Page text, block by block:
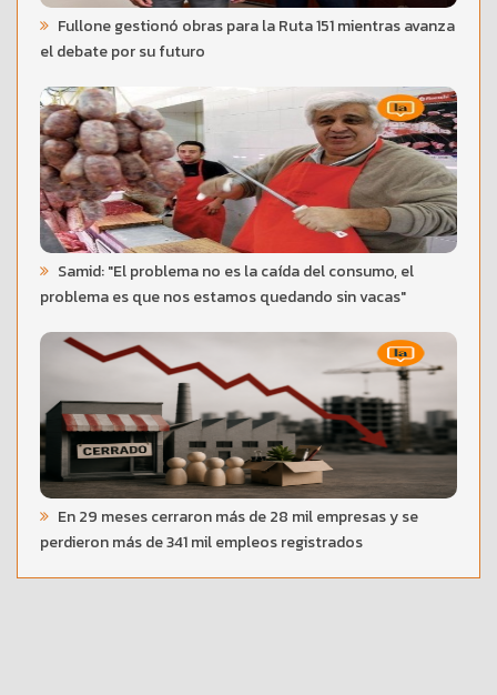
Fullone gestionó obras para la Ruta 151 mientras avanza
el debate por su futuro
Samid: "El problema no es la caída del consumo, el
problema es que nos estamos quedando sin vacas"
En 29 meses cerraron más de 28 mil empresas y se
perdieron más de 341 mil empleos registrados